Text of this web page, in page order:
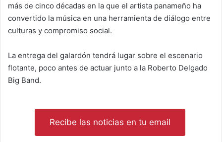
más de cinco décadas en la que el artista panameño ha
convertido la música en una herramienta de diálogo entre
culturas y compromiso social.
La entrega del galardón tendrá lugar sobre el escenario
flotante, poco antes de actuar junto a la Roberto Delgado
Big Band.
Recibe las noticias en tu email